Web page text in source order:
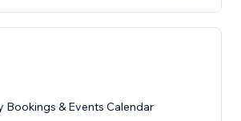
Bookings & Events Calendar